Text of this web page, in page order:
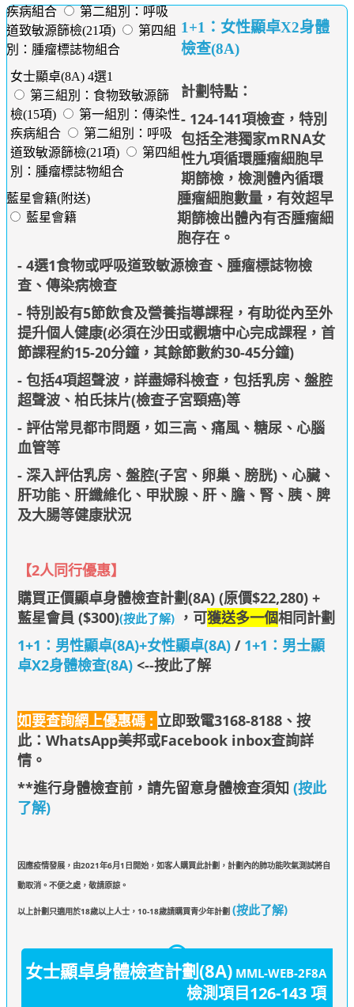
疾病組合
第二組別：呼吸
道致敏源篩檢(21項)
第四組
別：腫瘤標誌物組合
女士顯卓(8A) 4選1
第三組別：食物致敏源篩
檢(15項)
第一組別：傳染性
疾病組合
第二組別：呼吸
道致敏源篩檢(21項)
第四組
別：腫瘤標誌物組合
藍星會籍(附送)
藍星會籍
1+1：女性顯卓X2身體
檢查(8A)
計劃特點：
- 124-141項檢查，特別
包括全港獨家mRNA女
性九項循環腫瘤細胞早
期篩檢，檢測體內循環
腫瘤細胞數量，有效超早
期篩檢出體內有否腫瘤細
胞存在。
- 4選1食物或呼吸道致敏源檢查、腫瘤標誌物檢
查、傳染病檢查
- 特別設有5節飲食及營養指導課程，有助從內至外
提升個人健康(必須在沙田或觀塘中心完成課程，首
節課程約15-20分鐘，其餘節數約30-45分鐘)
- 包括4項超聲波，詳盡婦科檢查，包括乳房、盤腔
超聲波、柏氏抹片(檢查子宮頸癌)等
- 評估常見都市問題，如三高、痛風、糖尿、心腦
血管等
- 深入評估乳房、盤腔(子宮、卵巢、膀胱)、心臟、
肝功能、肝纖維化、甲狀腺、肝、膽、腎、胰、脾
及大腸等健康狀況
【2人同行優惠】
購買正價顯卓身體檢查計劃(8A) (原價$22,280) +
藍星會員 ($300)(按此了解) ，可獲送多一個相同計劃
1+1：男性顯卓(8A)+女性顯卓(8A)/ 1+1：男士顯
卓X2身體檢查(8A)<--按此了解
如要查詢網上優惠碼 : 立即致電3168-8188、 按
此：WhatsApp美邦或Facebook inbox查詢詳
情。
**進行身體檢查前，請先留意身體檢查須知 (按此
了解)
因應疫情發展，由2021年6月1日開始，如客人購買此計劃，計劃內的肺功能吹氣測試將自
動取消。不便之處，敬請原諒。
以上計劃只適用於18歲以上人士，10-18歲請購買青少年計劃 (按此了解)
女士顯卓身體檢查計劃(8A) MML-WEB-2F8A
檢測項目126-143 項